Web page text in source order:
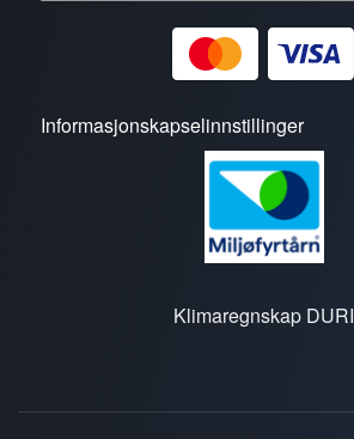
Informasjonskapselinnstillinger
Klimaregnskap DURI